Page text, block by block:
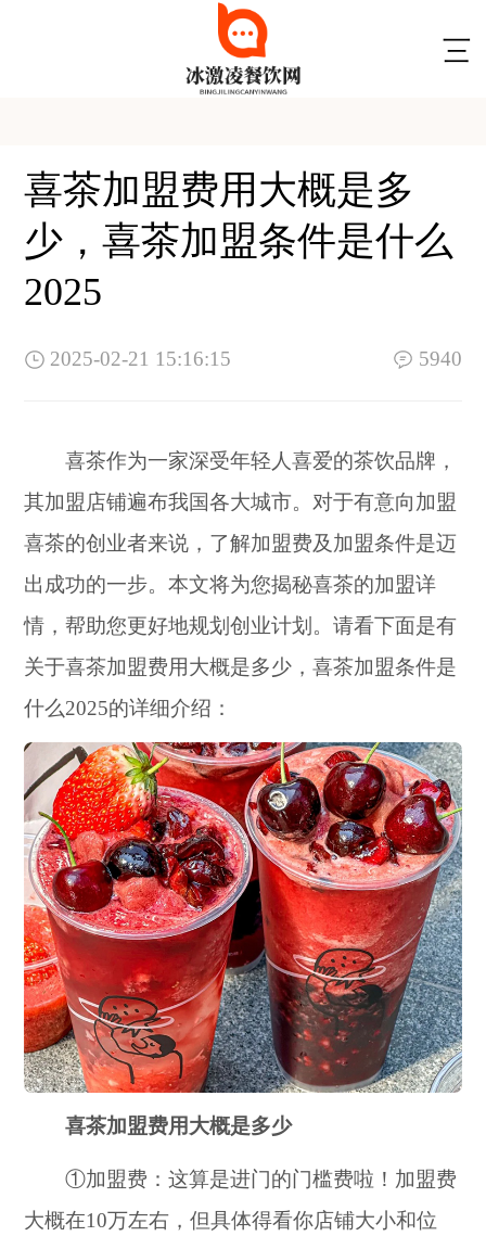
喜茶加盟费用大概是多
少，喜茶加盟条件是什么
2025
2025-02-21 15:16:15 5940
喜茶作为一家深受年轻人喜爱的茶饮品牌，
其加盟店铺遍布我国各大城市。对于有意向加盟
喜茶的创业者来说，了解加盟费及加盟条件是迈
出成功的一步。本文将为您揭秘喜茶的加盟详
情，帮助您更好地规划创业计划。请看下面是有
关于喜茶加盟费用大概是多少，喜茶加盟条件是
什么2025的详细介绍：
喜茶加盟费用大概是多少
①加盟费：这算是进门的门槛费啦！加盟费
大概在10万左右，但具体得看你店铺大小和位